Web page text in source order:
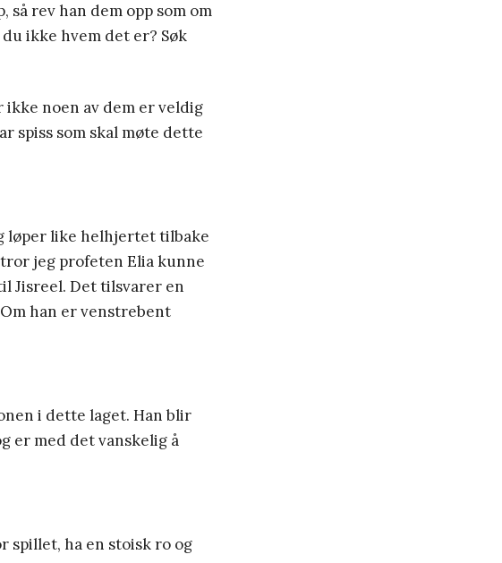
rev han dem opp som om
ikke hvem det er? Søk
noen av dem er veldig
spiss som skal møte dette
løper like helhjertet tilbake
jeg profeten Elia kunne
Jisreel. Det tilsvarer en
han er venstrebent
i dette laget. Han blir
er med det vanskelig å
spillet, ha en stoisk ro og